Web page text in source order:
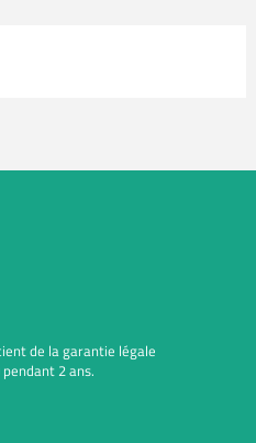
de la garantie légale
2 ans.